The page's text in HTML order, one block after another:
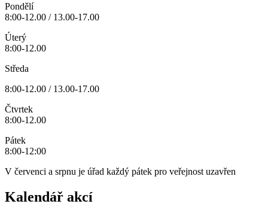
Pondělí
8:00-12.00 / 13.00-17.00
Úterý
8:00-12.00
Středa
8:00-12.00 / 13.00-17.00
Čtvrtek
8:00-12.00
Pátek
8:00-12:00
V červenci a srpnu je úřad každý pátek pro veřejnost uzavřen
Kalendář akcí